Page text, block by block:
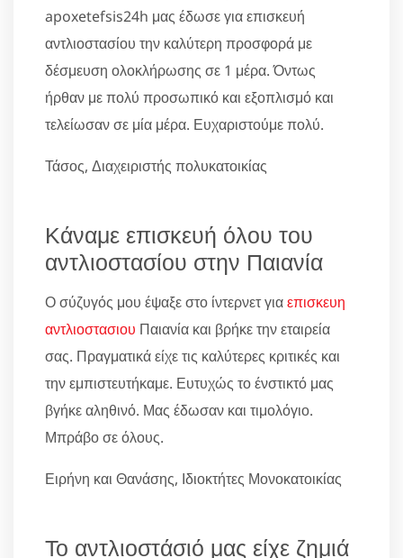
apoxetefsis24h μας έδωσε για επισκευή
αντλιοστασίου την καλύτερη προσφορά με
δέσμευση ολοκλήρωσης σε 1 μέρα. Όντως
ήρθαν με πολύ προσωπικό και εξοπλισμό και
τελείωσαν σε μία μέρα. Ευχαριστούμε πολύ.
Τάσος, Διαχειριστής πολυκατοικίας
Κάναμε επισκευή όλου του
αντλιοστασίου στην Παιανία
Ο σύζυγός μου έψαξε στο ίντερνετ γιαεπισκευη
αντλιοστασιου Παιανία και βρήκε την εταιρεία
σας. Πραγματικά είχε τις καλύτερες κριτικές και
την εμπιστευτήκαμε. Ευτυχώς το ένστικτό μας
βγήκε αληθινό. Μας έδωσαν και τιμολόγιο.
Μπράβο σε όλους.
Ειρήνη και Θανάσης, Ιδιοκτήτες Μονοκατοικίας
Το αντλιοστάσιό μας είχε ζημιά